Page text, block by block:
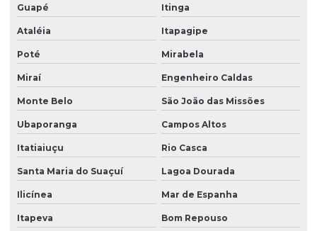
Guapé Itinga
Ataléia Itapagipe
Poté Mirabela
Miraí Engenheiro Caldas
Monte Belo São João das Missões
Ubaporanga Campos Altos
Itatiaiuçu Rio Casca
Santa Maria do Suaçuí Lagoa Dourada
Ilicínea Mar de Espanha
Itapeva Bom Repouso